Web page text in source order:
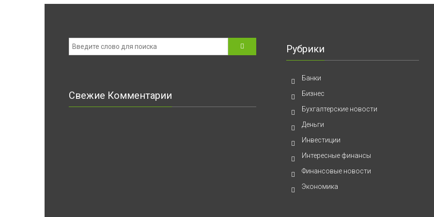
Свежие Комментарии
Рубрики
Банки
Бизнес
Бухгалтерские новости
Деньги
Инвестиции
Интересные финансы
Финансовые новости
Экономика